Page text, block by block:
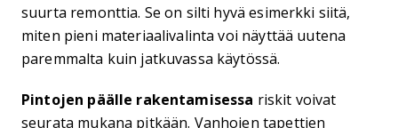
suurta remonttia. Se on silti hyvä esimerkki siitä,
miten pieni materiaalivalinta voi näyttää uutena
paremmalta kuin jatkuvassa käytössä.
Pintojen päälle rakentamisessa riskit voivat
seurata mukana pitkään. Vanhojen tapettien